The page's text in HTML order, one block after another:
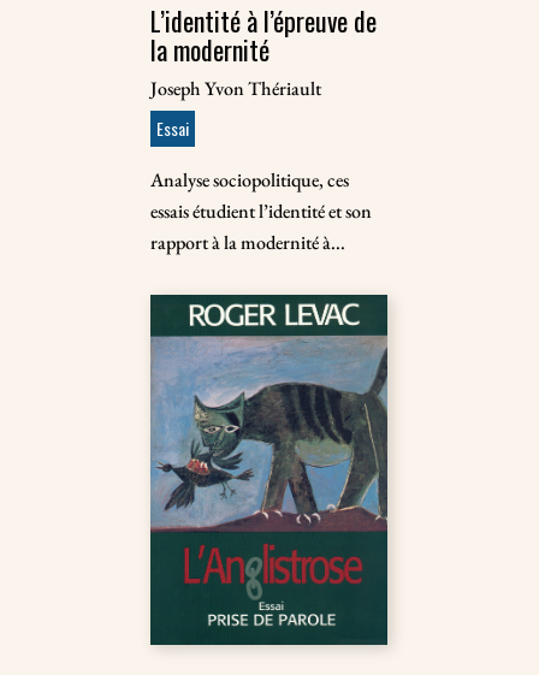
L’identité à l’épreuve de
la modernité
Joseph Yvon Thériault
Essai
Analyse sociopolitique, ces
essais étudient l’identité et son
rapport à la modernité à...